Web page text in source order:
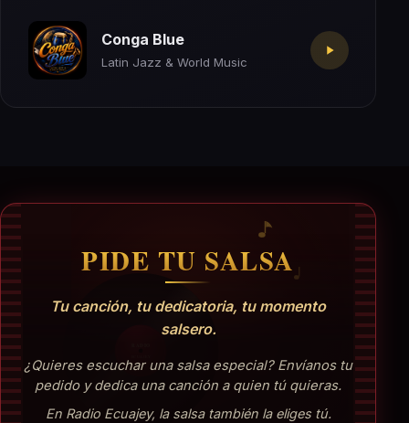
Conga Blue
Latin Jazz & World Music
PIDE TU SALSA
Tu canción, tu dedicatoria, tu momento
salsero.
¿Quieres escuchar una salsa especial? Envíanos tu
pedido y dedica una canción a quien tú quieras.
En Radio Ecuajey, la salsa también la eliges tú.